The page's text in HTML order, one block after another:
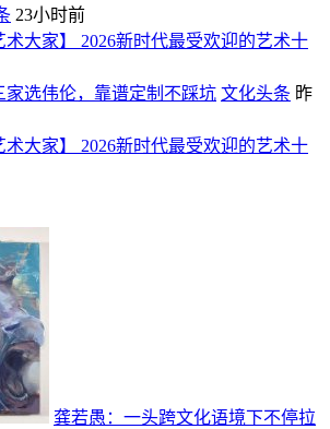
23小时前
大家】 2026新时代最受欢迎的艺术十
家选伟伦，靠谱定制不踩坑 文化头条 昨
大家】 2026新时代最受欢迎的艺术十
龚若愚：一头跨文化语境下不停拉